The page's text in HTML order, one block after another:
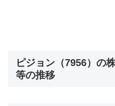
ピジョン（7956）の
等の推移